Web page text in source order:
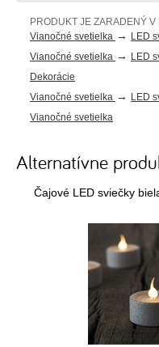
PRODUKT JE ZARADENÝ V
Vianočné svetielka → LED
Vianočné svetielka → LED
Dekorácie
Vianočné svetielka → LED
Vianočné svetielka
Alternatívne
Čajové LED sviečky